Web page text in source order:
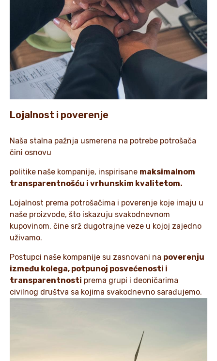
Lojalnost i poverenje
Naša stalna pažnja usmerena na potrebe potrošača
čini osnovu
politike naše kompanije, inspirisane maksimalnom
transparentnošću i vrhunskim kvalitetom.
Lojalnost prema potrošačima i poverenje koje imaju u
naše proizvode, što iskazuju svakodnevnom
kupovinom, čine srž dugotrajne veze u kojoj zajedno
uživamo.
Postupci naše kompanije su zasnovani na poverenju
između kolega, potpunoj posvećenosti i
transparentnosti prema grupi i deoničarima
civilnog društva sa kojima svakodnevno sarađujemo.